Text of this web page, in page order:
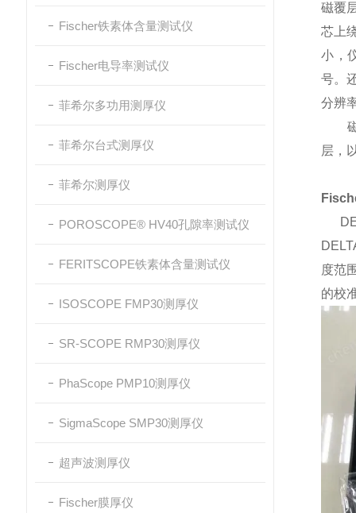
Fischer铁素体含量测试仪
Fischer电导率测试仪
菲希尔多功用测厚仪
菲希尔台式测厚仪
菲希尔测厚仪
POROSCOPE® HV40孔隙率测试仪
FERITSCOPE铁素体含量测试仪
ISOSCOPE FMP30测厚仪
SR-SCOPE RMP30测厚仪
PhaScope PMP10测厚仪
SigmaScope SMP30测厚仪
超声波测厚仪
Fischer膜厚仪
磁覆
芯上
小，
号。
分辨
磁
层，
度范
的校